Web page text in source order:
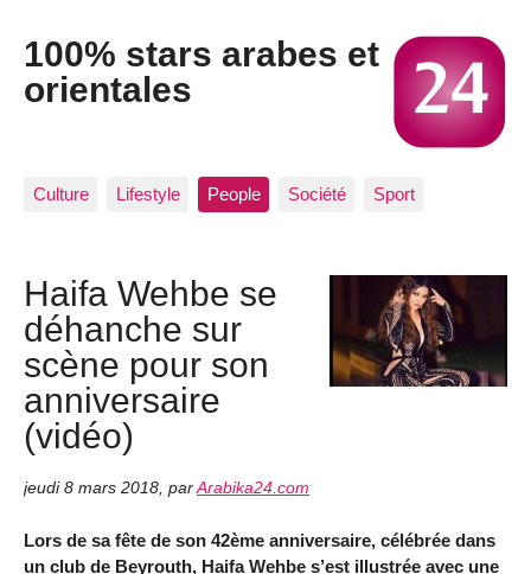
100% stars arabes et
orientales
Culture Lifestyle People Société Sport
Haifa Wehbe se
déhanche sur
scène pour son
anniversaire
(vidéo)
jeudi 8 mars 2018, parArabika24.com
Lors de sa fête de son 42ème anniversaire, célébrée dans
un club de Beyrouth, Haifa Wehbe s’est illustrée avec une